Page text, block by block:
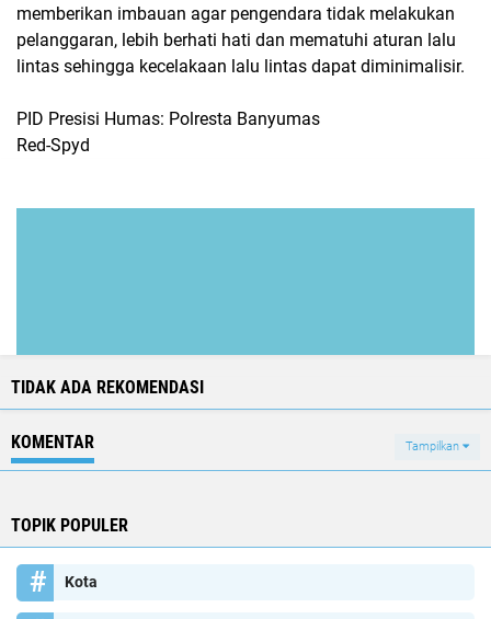
memberikan imbauan agar pengendara tidak melakukan
pelanggaran, lebih berhati hati dan mematuhi aturan lalu
lintas sehingga kecelakaan lalu lintas dapat diminimalisir.
PID Presisi Humas: Polresta Banyumas
Red-Spyd
TIDAK ADA REKOMENDASI
KOMENTAR Tampilkan
TOPIK POPULER
Kota